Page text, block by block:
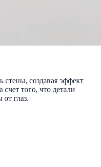
стены, создавая эффект
счет того, что детали
глаз.